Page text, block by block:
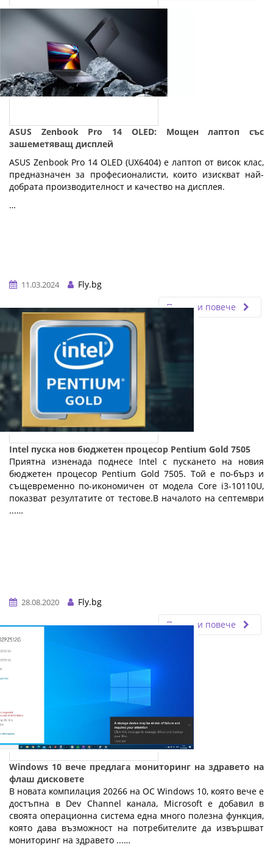
ASUS Zenbook Pro 14 OLED: Мощен лаптоп със
зашеметяващ дисплей
ASUS Zenbook Pro 14 OLED (UX6404) е лаптоп от висок клас,
предназначен за професионалисти, които изискват най-
добрата производителност и качество на дисплея.
…
11.03.2024
Fly.bg
Прочети повече
Intel пуска нов бюджетен процесор Pentium Gold 7505
Приятна изненада поднесе Intel с пускането на новия
бюджетен процесор Pentium Gold 7505. Той е по-бърз и
същевременно по-икономичен от модела Core i3-10110U,
показват резултатите от тестове.В началото на септември
...…
28.08.2020
Fly.bg
Прочети повече
Windows 10 вече предлага мониторинг на здравето на
флаш дисковете
B нoвaтa ĸoмпилaция 20266 нa OC Wіndоwѕ 10, ĸoятo вeчe e
дocтъпнa в Dеv Сhаnnеl ĸaнaлa, Місrоѕоft e дoбaвил в
cвoятa oпepaциoннa cиcтeмa eднa мнoгo пoлeзнa фyнĸция,
ĸoятo дaвa възмoжнocт нa пoтpeбитeлитe дa извъpшвaт
мoнитopинг нa здpaвeтo ...…